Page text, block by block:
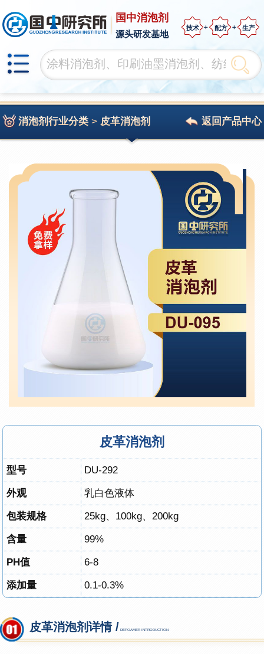
国中消泡剂
源头研发基地
技术 配方 生产
消泡剂行业分类> 皮革消泡剂 返回产品中心
皮革消泡剂
型号 DU-292
外观 乳白色液体
包装规格 25kg、100kg、200kg
含量 99%
PH值 6-8
添加量 0.1-0.3%
皮革消泡剂详情 / DEFOAMER INTRODUCTION